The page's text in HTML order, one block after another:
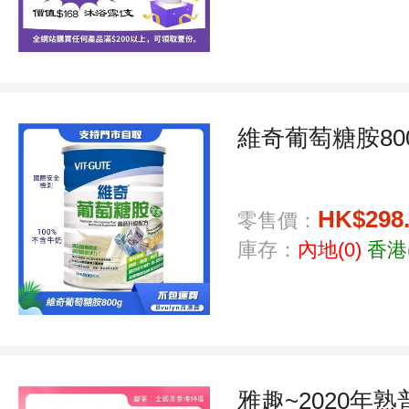
維奇葡萄糖胺
零售價：
庫存： 內地(0) 香
雅趣~2020年熟